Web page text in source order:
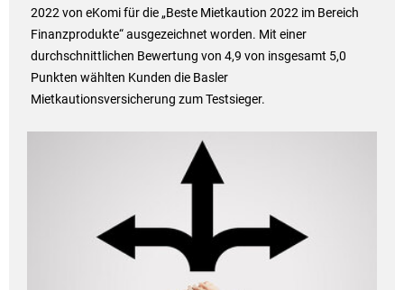
2022 von eKomi für die „Beste Mietkaution 2022 im Bereich
Finanzprodukte“ ausgezeichnet worden. Mit einer
durchschnittlichen Bewertung von 4,9 von insgesamt 5,0
Punkten wählten Kunden die Basler
Mietkautionsversicherung zum Testsieger.